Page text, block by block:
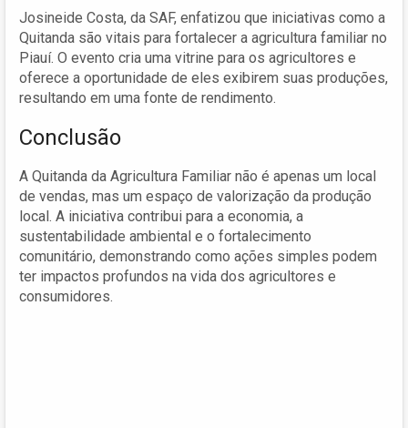
Josineide Costa, da SAF, enfatizou que iniciativas como a
Quitanda são vitais para fortalecer a agricultura familiar no
Piauí. O evento cria uma vitrine para os agricultores e
oferece a oportunidade de eles exibirem suas produções,
resultando em uma fonte de rendimento.
Conclusão
A Quitanda da Agricultura Familiar não é apenas um local
de vendas, mas um espaço de valorização da produção
local. A iniciativa contribui para a economia, a
sustentabilidade ambiental e o fortalecimento
comunitário, demonstrando como ações simples podem
ter impactos profundos na vida dos agricultores e
consumidores.